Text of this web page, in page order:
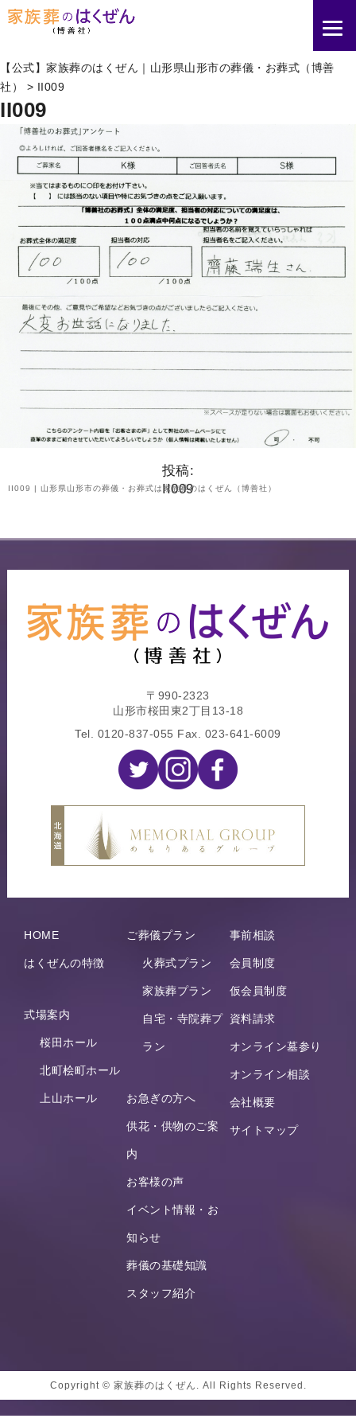
II009 | 山形県山形市の葬儀・お葬式は家族葬のはくぜん（博善社）
【公式】家族葬のはくぜん｜山形県山形市の葬儀・お葬式（博善
社）
> II009
II009
投稿:
II009
〒990-2323
山形市桜田東2丁目13-18
Tel. 0120-837-055 Fax. 023-641-6009
HOME
はくぜんの特徴
式場案内
桜田ホール
北町桧町ホール
上山ホール
ご葬儀プラン
火葬式プラン
家族葬プラン
自宅・寺院葬プ
ラン
お急ぎの方へ
供花・供物のご案
内
お客様の声
イベント情報・お
知らせ
葬儀の基礎知識
スタッフ紹介
事前相談
会員制度
仮会員制度
資料請求
オンライン墓参り
オンライン相談
会社概要
サイトマップ
Copyright © 家族葬のはくぜん. All Rights Reserved.